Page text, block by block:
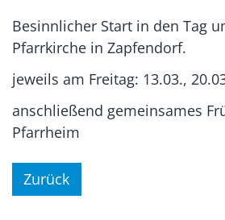
Besinnlicher Start in den Tag
Pfarrkirche in Zapfendorf.
jeweils am Freitag: 13.03.,
anschließend gemeinsames
Pfarrheim
Zurück